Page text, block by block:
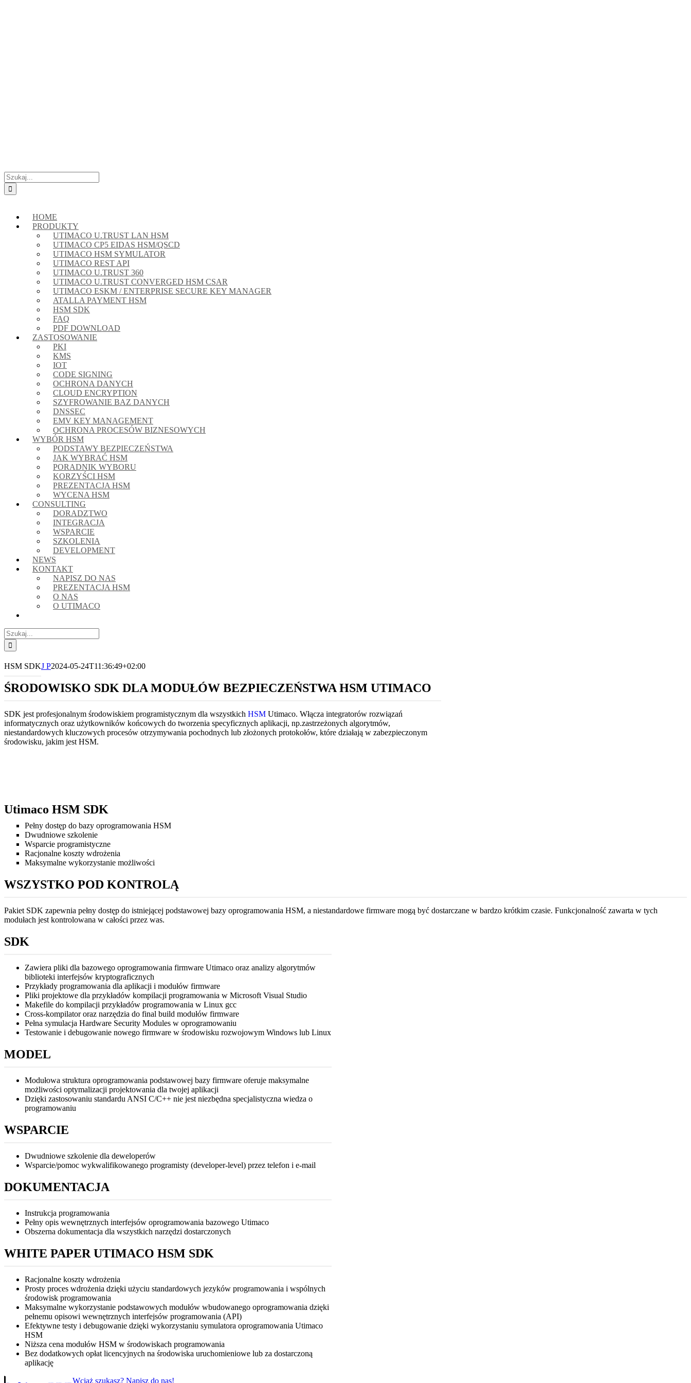
Szukaj
HOME
PRODUKTY
UTIMACO U.TRUST LAN HSM
UTIMACO CP5 EIDAS HSM/QSCD
UTIMACO HSM SYMULATOR
UTIMACO REST API
UTIMACO U.TRUST 360
UTIMACO U.TRUST CONVERGED HSM CSAR
UTIMACO ESKM / ENTERPRISE SECURE KEY MANAGER
ATALLA PAYMENT HSM
HSM SDK
FAQ
PDF DOWNLOAD
ZASTOSOWANIE
PKI
KMS
IOT
CODE SIGNING
OCHRONA DANYCH
CLOUD ENCRYPTION
SZYFROWANIE BAZ DANYCH
DNSSEC
EMV KEY MANAGEMENT
OCHRONA PROCESÓW BIZNESOWYCH
WYBÓR HSM
PODSTAWY BEZPIECZEŃSTWA
JAK WYBRAĆ HSM
PORADNIK WYBORU
KORZYŚCI HSM
PREZENTACJA HSM
WYCENA HSM
CONSULTING
DORADZTWO
INTEGRACJA
WSPARCIE
SZKOLENIA
DEVELOPMENT
NEWS
KONTAKT
NAPISZ DO NAS
PREZENTACJA HSM
O NAS
O UTIMACO
Szukaj
HSM SDKJ P2024-05-24T11:36:49+02:00
ŚRODOWISKO SDK DLA MODUŁÓW BEZPIECZEŃSTWA HSM UTIMACO
SDK jest profesjonalnym środowiskiem programistycznym dla wszystkich HSM Utimaco. Włącza integratorów rozwiązań
informatycznych oraz użytkowników końcowych do tworzenia specyficznych aplikacji, np.zastrzeżonych algorytmów,
niestandardowych kluczowych procesów otrzymywania pochodnych lub złożonych protokołów, które działają w zabezpieczonym
środowisku, jakim jest HSM.
Utimaco HSM SDK
Pełny dostęp do bazy oprogramowania HSM
Dwudniowe szkolenie
Wsparcie programistyczne
Racjonalne koszty wdrożenia
Maksymalne wykorzystanie możliwości
WSZYSTKO POD KONTROLĄ
Pakiet SDK zapewnia pełny dostęp do istniejącej podstawowej bazy oprogramowania HSM, a niestandardowe firmware mogą być dostarczane w bardzo krótkim czasie. Funkcjonalność zawarta w tych
modułach jest kontrolowana w całości przez was.
SDK
Zawiera pliki dla bazowego oprogramowania firmware Utimaco oraz analizy algorytmów
biblioteki interfejsów kryptograficznych
Przykłady programowania dla aplikacji i modułów firmware
Pliki projektowe dla przykładów kompilacji programowania w Microsoft Visual Studio
Makefile do kompilacji przykładów programowania w Linux gcc
Cross-kompilator oraz narzędzia do final build modułów firmware
Pełna symulacja Hardware Security Modules w oprogramowaniu
Testowanie i debugowanie nowego firmware w środowisku rozwojowym Windows lub Linux
MODEL
Modułowa struktura oprogramowania podstawowej bazy firmware oferuje maksymalne
możliwości optymalizacji projektowania dla twojej aplikacji
Dzięki zastosowaniu standardu ANSI C/C++ nie jest niezbędna specjalistyczna wiedza o
programowaniu
WSPARCIE
Dwudniowe szkolenie dla deweloperów
Wsparcie/pomoc wykwalifikowanego programisty (developer-level) przez telefon i e-mail
DOKUMENTACJA
Instrukcja programowania
Pełny opis wewnętrznych interfejsów oprogramowania bazowego Utimaco
Obszerna dokumentacja dla wszystkich narzędzi dostarczonych
WHITE PAPER UTIMACO HSM SDK
Racjonalne koszty wdrożenia
Prosty proces wdrożenia dzięki użyciu standardowych jezyków programowania i wspólnych
środowisk programowania
Maksymalne wykorzystanie podstawowych modułów wbudowanego oprogramowania dzięki
pełnemu opisowi wewnętrznych interfejsów programowania (API)
Efektywne testy i debugowanie dzięki wykorzystaniu symulatora oprogramowania Utimaco
HSM
Niższa cena modułów HSM w środowiskach programowania
Bez dodatkowych opłat licencyjnych na środowiska uruchomieniowe lub za dostarczoną
aplikację
Wciąż szukasz? Napisz do nas!